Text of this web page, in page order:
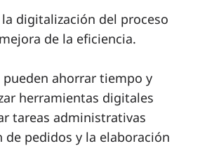
digitalización del proceso
de la eficiencia.
pueden ahorrar tiempo y
herramientas digitales
tareas administrativas
de pedidos y la elaboración